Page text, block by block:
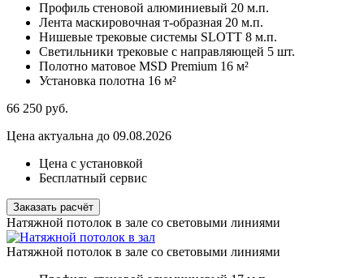
Профиль стеновой алюминиевый 20 м.п.
Лента маскировочная т-образная 20 м.п.
Нишевые трековые системы SLOTT 8 м.п.
Светильники трековые с направляющей 5 шт.
Полотно матовое MSD Premium 16 м²
Установка полотна 16 м²
66 250 руб.
Цена актуальна до 09.08.2026
Цена с установкой
Бесплатный сервис
Заказать расчёт
Натяжной потолок в зале со световыми линиями
Натяжной потолок в зале со световыми линиями